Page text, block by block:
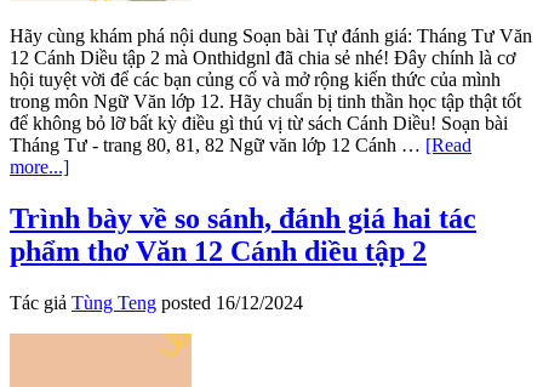
Hãy cùng khám phá nội dung Soạn bài Tự đánh giá: Tháng Tư Văn
12 Cánh Diều tập 2 mà Onthidgnl đã chia sẻ nhé! Đây chính là cơ
hội tuyệt vời để các bạn củng cố và mở rộng kiến thức của mình
trong môn Ngữ Văn lớp 12. Hãy chuẩn bị tinh thần học tập thật tốt
để không bỏ lỡ bất kỳ điều gì thú vị từ sách Cánh Diều! Soạn bài
Tháng Tư - trang 80, 81, 82 Ngữ văn lớp 12 Cánh … [Read
more...]about
bài
Tự
đánh
Tháng
Tư
Văn
Trình bày về so sánh, đánh giá hai tác
phẩm thơ Văn 12 Cánh diều tập 2
Tác giả Tùng Teng posted 16/12/2024